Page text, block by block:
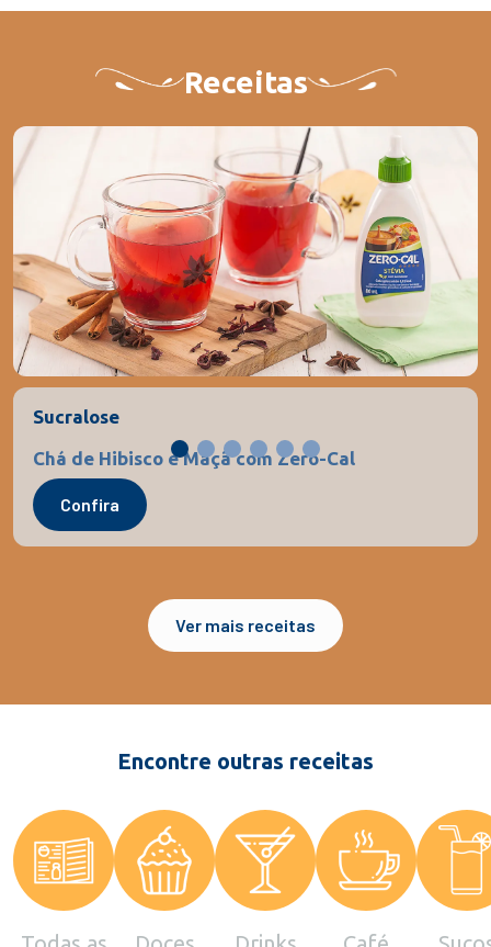
Receitas
Sucralose
Chá de Hibisco e Maçã com Zero-Cal
Confira
Ver mais receitas
Encontre outras receitas